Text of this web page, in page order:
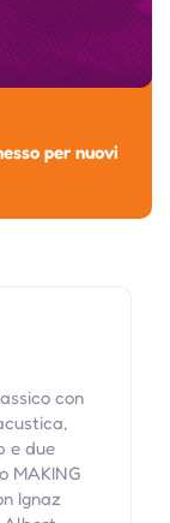
per nuovi
con
e due
MAKING
Ignaz